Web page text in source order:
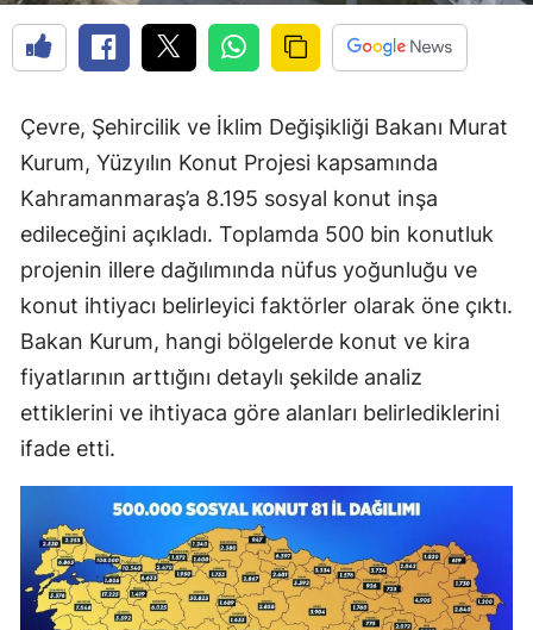
Çevre, Şehircilik ve İklim Değişikliği Bakanı Murat
Kurum, Yüzyılın Konut Projesi kapsamında
Kahramanmaraş’a 8.195 sosyal konut inşa
edileceğini açıkladı. Toplamda 500 bin konutluk
projenin illere dağılımında nüfus yoğunluğu ve
konut ihtiyacı belirleyici faktörler olarak öne çıktı.
Bakan Kurum, hangi bölgelerde konut ve kira
fiyatlarının arttığını detaylı şekilde analiz
ettiklerini ve ihtiyaca göre alanları belirlediklerini
ifade etti.